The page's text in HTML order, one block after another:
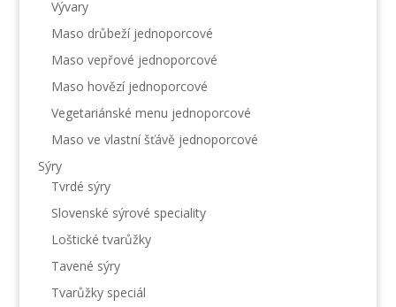
Vývary
Maso drůbeží jednoporcové
Maso vepřové jednoporcové
Maso hovězí jednoporcové
Vegetariánské menu jednoporcové
Maso ve vlastní šťávě jednoporcové
Sýry
Tvrdé sýry
Slovenské sýrové speciality
Loštické tvarůžky
Tavené sýry
Tvarůžky speciál